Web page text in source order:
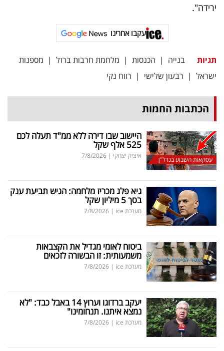
ירידה".
עקבו אחרינו
תגיות בנייה | הכנסות | מלחמת חרבות ברזל | מספנות
ישראל | רבעון שלישי | רווח נקי
הכתבות החמות
עסקאות השבוע בנדל"ן
היישוב שבו דירה ללא ממ"ד תעלה לכם
525 אלף שקל
איציק יצחקי |
7/8/2026
גיא פלג מכריז מלחמה: הגיש תביעת ענק
בסך 5 מיליון שקל
מערכת ice |
7/8/2026
ביטוח לאומי מגדיל את הקצבאות
משמעותית: זו הבשורה לזכאים
מערכת ice |
7/8/2026
יעקב ברדוגו וערוץ 14 באבל כבד: "לא
נמצא איתנו. תנחומינו"
מערכת ice |
7/8/2026